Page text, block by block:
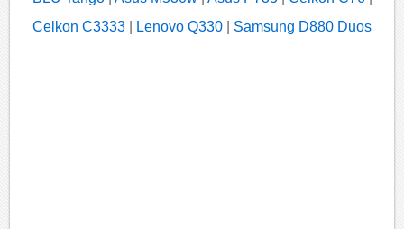
Celkon C3333
Lenovo Q330 Samsung D880 Duos